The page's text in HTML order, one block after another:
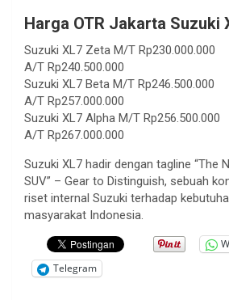
Harga OTR Jakarta Suzuki
Suzuki XL7 Zeta M/T Rp230.000.000
A/T Rp240.500.000
Suzuki XL7 Beta M/T Rp246.500.000
A/T Rp257.000.000
Suzuki XL7 Alpha M/T Rp256.500.000
A/T Rp267.000.000
Suzuki XL7 hadir dengan tagline “The
SUV” – Gear to Distinguish, sebuah
riset internal Suzuki terhadap
masyarakat Indonesia.
Telegram